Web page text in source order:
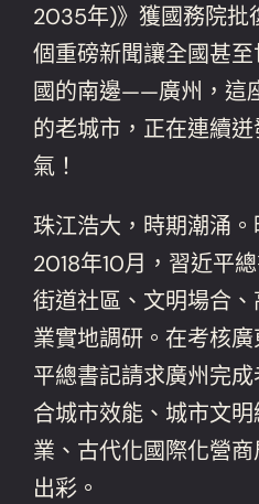
2035年)》獲國務院批
個重磅新聞讓全國甚
國的南邊——廣州，這
的老城市，正在連續
氣！
珠江浩大，時期潮涌。
2018年10月，習近平
街道社區、文明場合
業實地調研。在考核
平總書記請求廣州完
合城市效能、城市文
業、古代化國際化營
出彩。